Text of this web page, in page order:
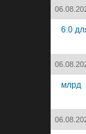
6.0
млрд